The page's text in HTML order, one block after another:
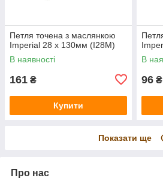
Петля точена з маслянкою
Imperial 28 x 130мм (I28M)
В наявності
161 ₴
Купити
В
96 ₴
Показати ще
Про нас